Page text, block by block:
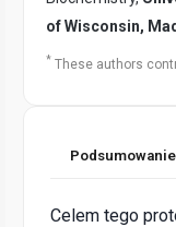
of Wisconsin,
* These authors
Podsumowanie
Celem tego